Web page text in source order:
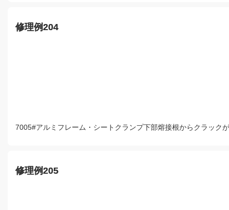
修理例204
7005#アルミフレーム・シートクランプ下部熔接根からクラック
修理例205